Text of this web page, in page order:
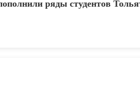
ряды студентов